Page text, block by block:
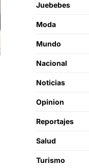
Juebebes
Moda
Mundo
Nacional
Noticias
Opinion
Reportajes
Salud
Turismo